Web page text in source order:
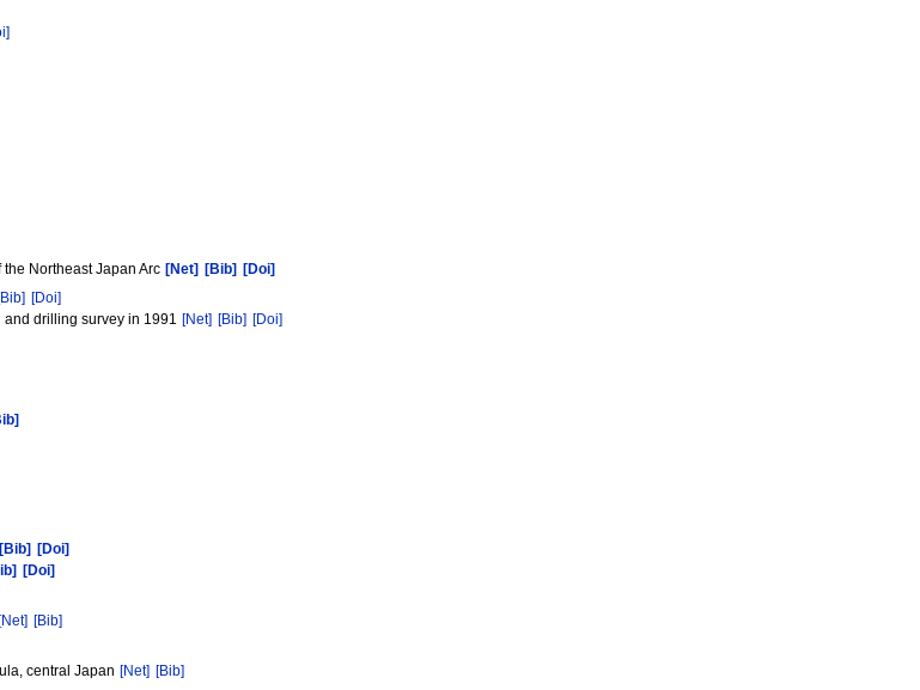
Northeast Japan Arc [Net] [Bib]
[Doi]
[Doi]
and drilling survey in 1991 [Net] [Bib] [Doi]
[Bib]
[Doi]
[Doi]
[Net] [Bib]
central Japan [Net] [Bib]